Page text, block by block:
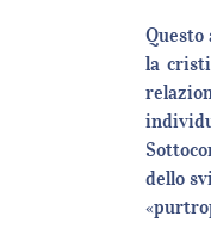
Questo
la
dello